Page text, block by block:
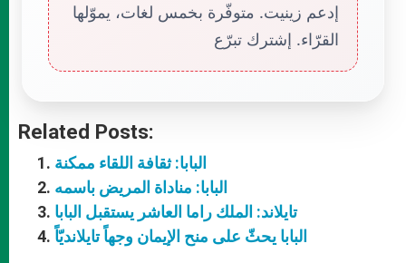
إدعم زينيت. متوفّرة بخمس لغات، يموّلها
القرّاء. إشترك تبرّع
Related Posts:
البابا: ثقافة اللقاء ممكنة
البابا: مناداة المريض باسمه
تايلاند: الملك راما العاشر يستقبل البابا
البابا يحثّ على منح الإيمان وجهاً تايلانديّاً